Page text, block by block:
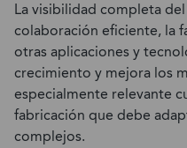
La visibilidad completa
colaboración eficiente, la
otras aplicaciones y
crecimiento y mejora los
especialmente relevante
fabricación que debe
complejos.